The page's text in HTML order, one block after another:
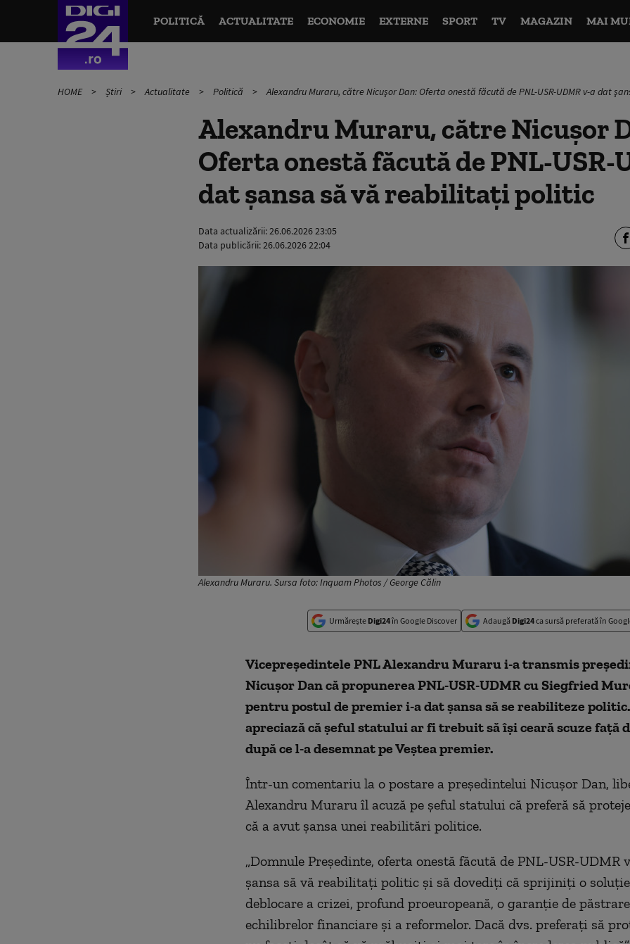
POLITICĂ ACTUALITATE ECONOMIE EXTERNE SPORT TV MAGAZIN MAI
HOME Știri Actualitate Politică Alexandru Muraru, către Nicuşor Dan: Oferta onestă făcută de PNL-USR-UDMR v-a dat
Alexandru Muraru, către Nicuşor
Oferta onestă făcută de PNL-USR-
dat şansa să vă reabilitaţi politic
Data actualizării:26.06.2026 23:05
Data publicării:26.06.2026 22:04
Alexandru Muraru. Sursa foto: Inquam Photos / George Călin
Urmărește Digi24în Google Discover Adaugă Digi24ca sursă preferată în
Vicepreşedintele PNL Alexandru Muraru i-a transmis
Nicuşor Dan că propunerea PNL-USR-UDMR cu Siegfried
pentru postul de premier i-a dat şansa să se reabiliteze
apreciază că şeful statului ar fi trebuit să îşi ceară scuze faţă
după ce l-a desemnat pe Veştea premier.
Într-un comentariu la o postare a preşedintelui Nicuşor Dan,
Alexandru Muraru îl acuză pe şeful statului că preferă să
că a avut şansa unei reabilitări politice.
„Domnule Preşedinte, oferta onestă făcută de PNL-USR-UDMR
şansa să vă reabilitaţi politic şi să dovediţi că sprijiniţi o
deblocare a crizei, profund proeuropeană, o garanţie de
echilibrelor financiare şi a reformelor. Dacă dvs. preferaţi să